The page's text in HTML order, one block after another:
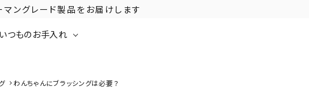
マングレード製品をお届けします
いつものお手入れ
わんちゃんにブラッシングは必要？